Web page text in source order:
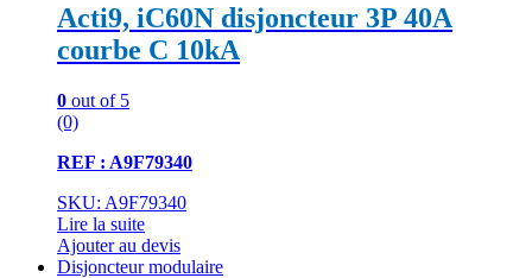
Acti9, iC60N disjoncteur 3P 40A
courbe C 10kA
0 out of 5
(0)
REF : A9F79340
SKU: A9F79340
Lire la suite
Ajouter au devis
Disjoncteur modulaire